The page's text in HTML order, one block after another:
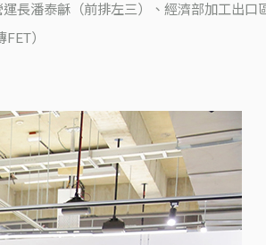
長潘泰龢（前排左三）、經濟部加工出口
）